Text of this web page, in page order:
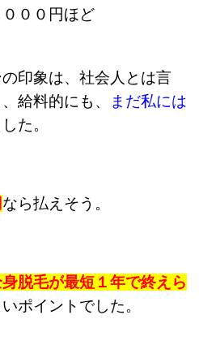
００円ほど
印象は、社会人とは言
給料的にも、
まだ私には
た。
なら払えそう。
脱毛が最短１年で終えら
ポイントでした。